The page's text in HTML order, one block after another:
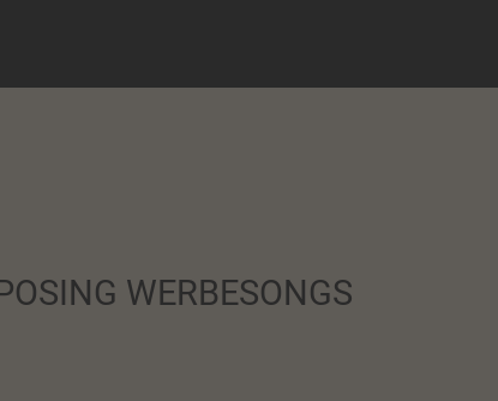
WERBESONGS